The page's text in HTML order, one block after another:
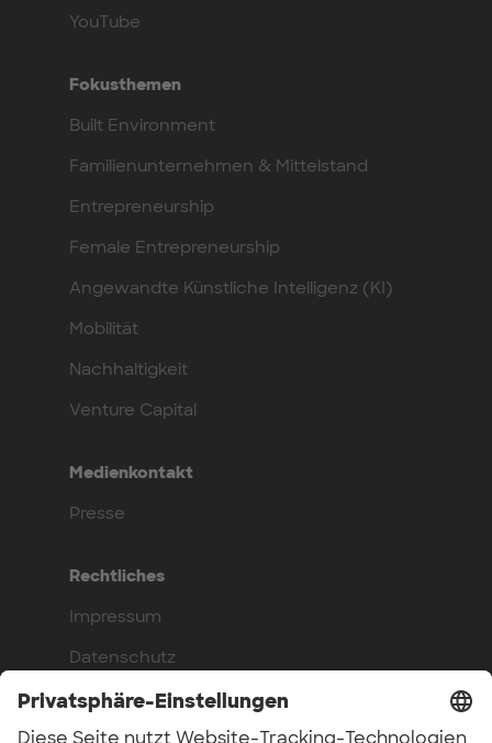
YouTube
Fokusthemen
Built Environment
Familienunternehmen & Mittelstand
Entrepreneurship
Female Entrepreneurship
Angewandte Künstliche Intelligenz (KI)
Mobilität
Nachhaltigkeit
Venture Capital
Medienkontakt
Presse
Rechtliches
Impressum
Datenschutz
Compliance